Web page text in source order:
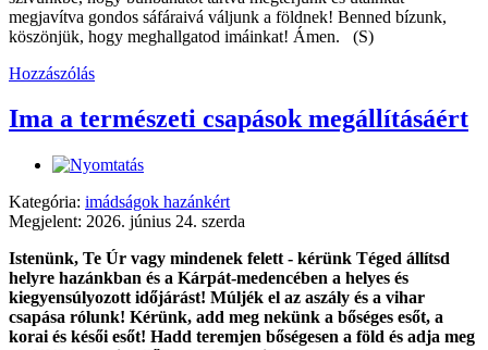
megjavítva gondos sáfáraivá váljunk a földnek! Benned bízunk,
köszönjük, hogy meghallgatod imáinkat! Ámen. (S)
Hozzászólás
Ima a természeti csapások megállításáért
Kategória: imádságok hazánkért
Megjelent: 2026. június 24. szerda
Istenünk, Te Úr vagy mindenek felett - kérünk Téged állítsd
helyre hazánkban és a Kárpát-medencében a helyes és
kiegyensúlyozott időjárást! Múljék el az aszály és a vihar
csapása rólunk! Kérünk, add meg nekünk a bőséges esőt, a
korai és késői esőt! Hadd teremjen bőségesen a föld és adja meg